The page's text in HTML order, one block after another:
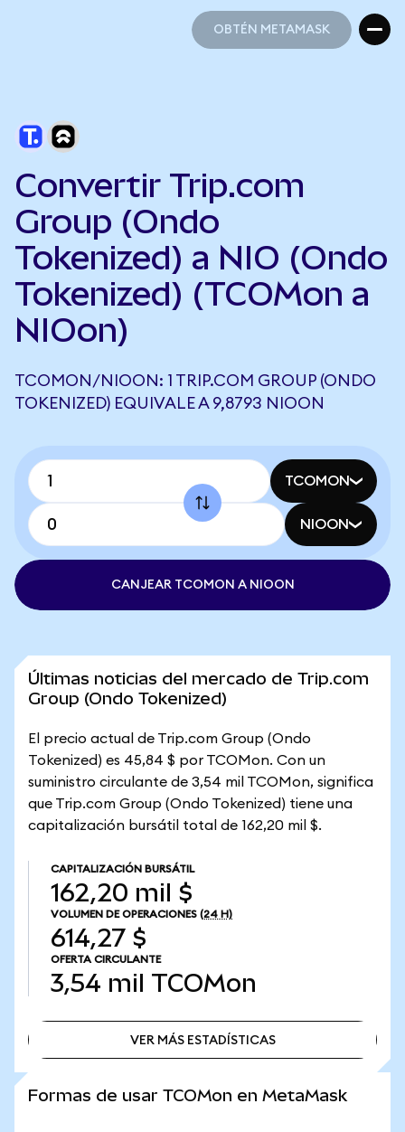
OBTÉN METAMASK
Convertir Trip.com
Group (Ondo
Tokenized) a NIO (Ondo
Tokenized) (TCOMon a
NIOon)
TCOMON/NIOON: 1 TRIP.COM GROUP (ONDO
TOKENIZED) EQUIVALE A 9,8793 NIOON
TCOMON
NIOON
CANJEAR TCOMON A NIOON
Últimas noticias del mercado de Trip.com
Group (Ondo Tokenized)
El precio actual de Trip.com Group (Ondo
Tokenized) es 45,84 $ por TCOMon. Con un
suministro circulante de 3,54 mil TCOMon, significa
que Trip.com Group (Ondo Tokenized) tiene una
capitalización bursátil total de 162,20 mil $.
CAPITALIZACIÓN BURSÁTIL
162,20 mil $
VOLUMEN DE OPERACIONES (24 H)
614,27 $
OFERTA CIRCULANTE
3,54 mil TCOMon
VER MÁS ESTADÍSTICAS
Formas de usar TCOMon en MetaMask